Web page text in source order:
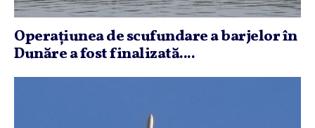
Operaţiunea de scufundare a barjelor în
Dunăre a fost finalizată....